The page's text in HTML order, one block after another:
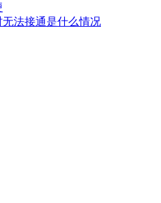
法接通是什么情况